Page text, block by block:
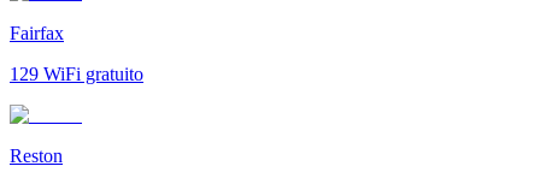
Fairfax
129 WiFi gratuito
Reston